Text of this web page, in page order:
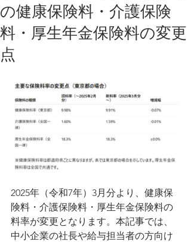
の健康保険料・介護保険
料・厚生年金保険料の変更
点
2025年（令和7年）3月分より、健康保
険料・介護保険料・厚生年金保険料の
料率が変更となります。本記事では、
中小企業の社長や給与担当者の方向け